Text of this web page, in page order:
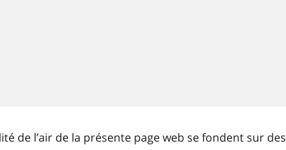
de l’air de la présente page web se fondent sur des